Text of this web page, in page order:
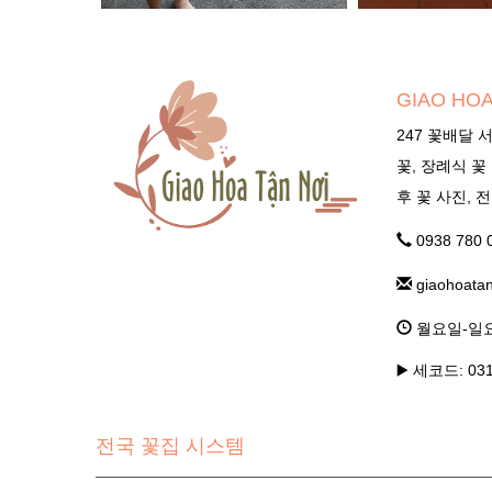
GIAO
247 꽃배달
꽃, 장례식
후 꽃 사진,
0938 780
월요일-일
▶️ 세코드:
전국 꽃집 시스템